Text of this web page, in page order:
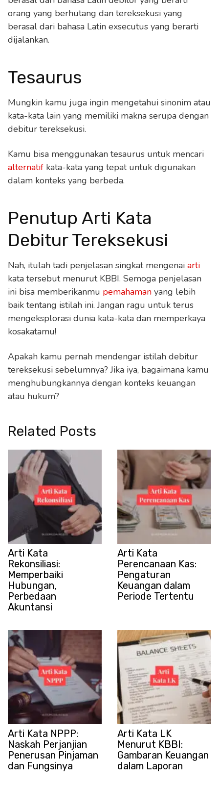
orang yang berhutang dan tereksekusi yang
berasal dari bahasa Latin exsecutus yang berarti
dijalankan.
Tesaurus
Mungkin kamu juga ingin mengetahui sinonim atau
kata-kata lain yang memiliki makna serupa dengan
debitur tereksekusi.
Kamu bisa menggunakan tesaurus untuk mencari
alternatif kata-kata yang tepat untuk digunakan
dalam konteks yang berbeda.
Penutup Arti Kata
Debitur Tereksekusi
Nah, itulah tadi penjelasan singkat mengenai arti
kata tersebut menurut KBBI. Semoga penjelasan
ini bisa memberikanmu pemahaman yang lebih
baik tentang istilah ini. Jangan ragu untuk terus
mengeksplorasi dunia kata-kata dan memperkaya
kosakatamu!
Apakah kamu pernah mendengar istilah debitur
tereksekusi sebelumnya? Jika iya, bagaimana kamu
menghubungkannya dengan konteks keuangan
atau hukum?
Related Posts
Arti Kata
Rekonsiliasi:
Memperbaiki
Hubungan,
Perbedaan
Akuntansi
Arti Kata
Perencanaan Kas:
Pengaturan
Keuangan dalam
Periode Tertentu
Arti Kata NPPP:
Naskah Perjanjian
Penerusan Pinjaman
dan Fungsinya
Arti Kata LK
Menurut KBBI:
Gambaran Keuangan
dalam Laporan